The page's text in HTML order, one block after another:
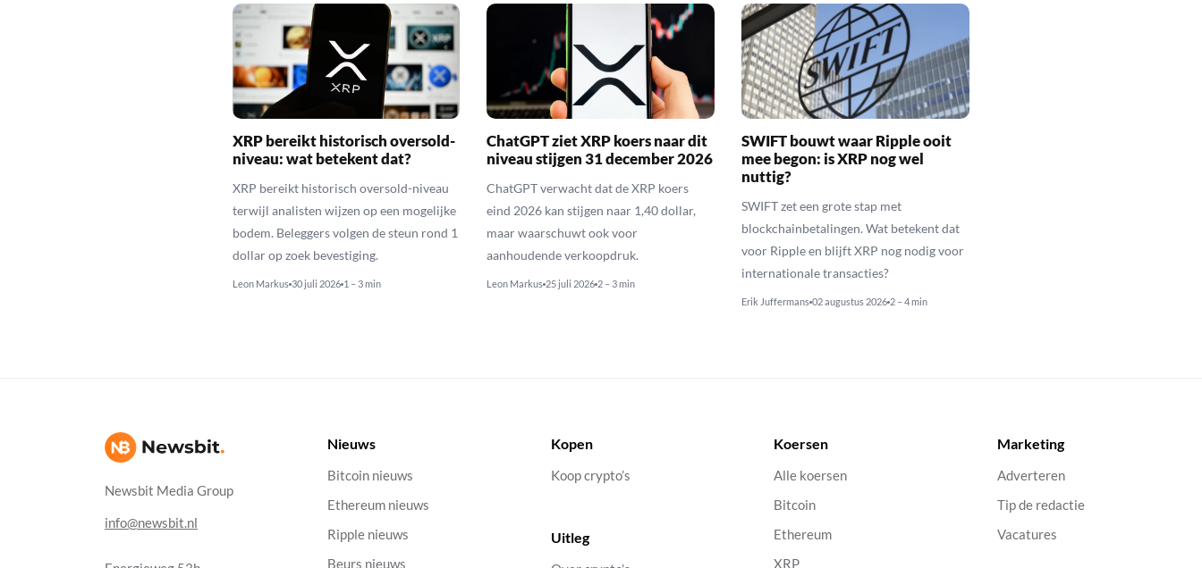
XRP bereikt historisch oversold-
niveau: wat betekent dat?
XRP bereikt historisch oversold-niveau
terwijl analisten wijzen op een mogelijke
bodem. Beleggers volgen de steun rond 1
dollar op zoek bevestiging.
Leon Markus 30 juli 2026 1 – 3 min
ChatGPT ziet XRP koers naar dit
niveau stijgen 31 december 2026
ChatGPT verwacht dat de XRP koers
eind 2026 kan stijgen naar 1,40 dollar,
maar waarschuwt ook voor
aanhoudende verkoopdruk.
Leon Markus 25 juli 2026 2 – 3 min
SWIFT bouwt waar Ripple ooit
mee begon: is XRP nog wel
nuttig?
SWIFT zet een grote stap met
blockchainbetalingen. Wat betekent dat
voor Ripple en blijft XRP nog nodig voor
internationale transacties?
Erik Juffermans 02 augustus 2026 2 – 4 min
Newsbit Media Group
info@newsbit.nl
Nieuws
Bitcoin nieuws
Ethereum nieuws
Ripple nieuws
Beurs nieuws
Kopen
Koop crypto’s
Uitleg
Koersen
Alle koersen
Bitcoin
Ethereum
XRP
Marketing
Adverteren
Tip de redactie
Vacatures